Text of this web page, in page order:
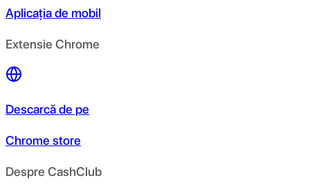
Aplicația de mobil
Extensie Chrome
Descarcă de pe
Chrome store
Despre CashClub